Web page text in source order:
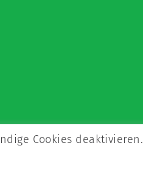
Cookies deaktivieren.